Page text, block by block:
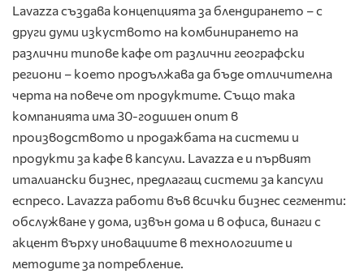
Lavazza създава концепцията за блендирането – с
други думи изкуството на комбинирането на
различни типове кафе от различни географски
региони – което продължава да бъде отличителна
черта на повече от продуктите. Също така
компанията има 30-годишен опит в
производството и продажбата на системи и
продукти за кафе в капсули. Lavazza е и първият
италиански бизнес, предлагащ системи за капсули
еспресо. Lavazza работи във всички бизнес сегменти:
обслужване у дома, извън дома и в офиса, винаги с
акцент върху иновациите в технологиите и
методите за потребление.